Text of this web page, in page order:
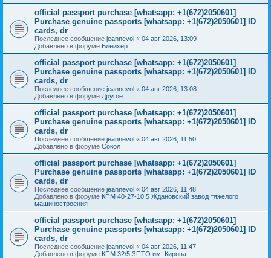
official passport purchase [whatsapp: +1(672)2050601]
Purchase genuine passports [whatsapp: +1(672)2050601] ID
cards, dr
Последнее сообщение jeannevol « 04 авг 2026, 13:09
Добавлено в форуме Блейхерт
official passport purchase [whatsapp: +1(672)2050601]
Purchase genuine passports [whatsapp: +1(672)2050601] ID
cards, dr
Последнее сообщение jeannevol « 04 авг 2026, 13:08
Добавлено в форуме Другое
official passport purchase [whatsapp: +1(672)2050601]
Purchase genuine passports [whatsapp: +1(672)2050601] ID
cards, dr
Последнее сообщение jeannevol « 04 авг 2026, 11:50
Добавлено в форуме Сокол
official passport purchase [whatsapp: +1(672)2050601]
Purchase genuine passports [whatsapp: +1(672)2050601] ID
cards, dr
Последнее сообщение jeannevol « 04 авг 2026, 11:48
Добавлено в форуме КПМ 40-27-10,5 Ждановский завод тяжелого
машиностроения
official passport purchase [whatsapp: +1(672)2050601]
Purchase genuine passports [whatsapp: +1(672)2050601] ID
cards, dr
Последнее сообщение jeannevol « 04 авг 2026, 11:47
Добавлено в форуме КПМ 32/5 ЗПТО им. Кирова